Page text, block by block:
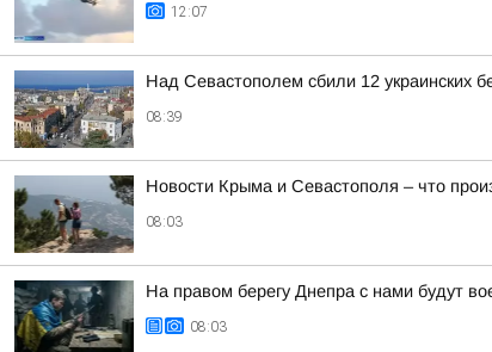
12:07
Над Севастополем сбили 12 украинских
08:39
Новости Крыма и Севастополя – что
08:03
На правом берегу Днепра с нами будут
08:03